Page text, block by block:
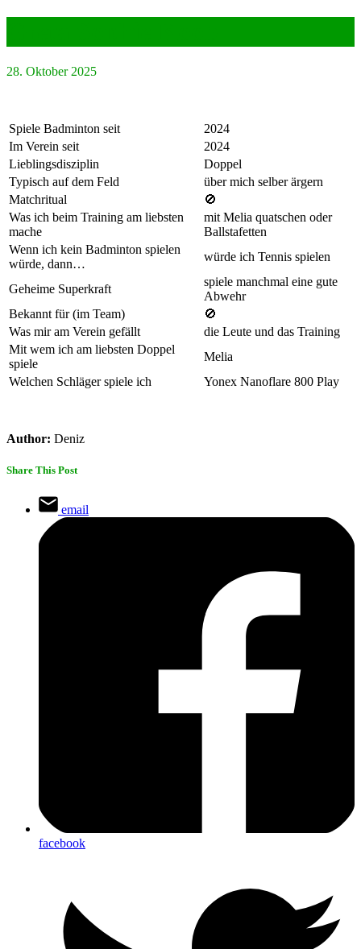
28. Oktober 2025
Spiele Badminton seit
2024
Im Verein seit
2024
Lieblingsdisziplin
Doppel
Typisch auf dem Feld
über mich selber ärgern
Matchritual
🚫
Was ich beim Training am liebsten
mache
mit Melia quatschen oder
Ballstafetten
Wenn ich kein Badminton spielen
würde, dann…
würde ich Tennis spielen
Geheime Superkraft
spiele manchmal eine gute
Abwehr
Bekannt für (im Team)
🚫
Was mir am Verein gefällt
die Leute und das Training
Mit wem ich am liebsten Doppel
spiele
Melia
Welchen Schläger spiele ich
Yonex Nanoflare 800 Play
Author: Deniz
Share This Post
email
facebook